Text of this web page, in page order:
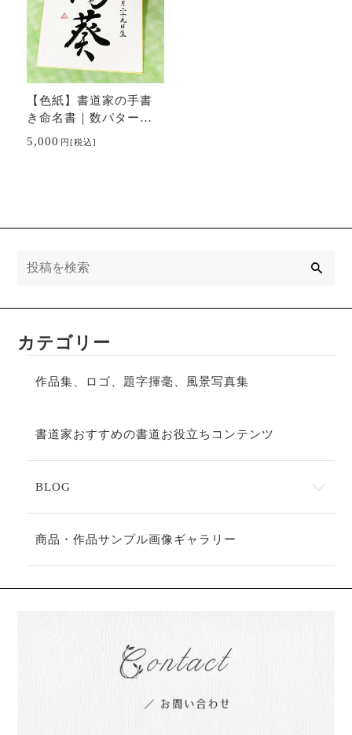
【色紙】書道家の手書
き命名書｜数パターン
有｜出産祝い、贈り物
5,000 円[税込]
カテゴリー
作品集、ロゴ、題字揮毫、風景写真集
書道家おすすめの書道お役立ちコンテンツ
BLOG
商品・作品サンプル画像ギャラリー